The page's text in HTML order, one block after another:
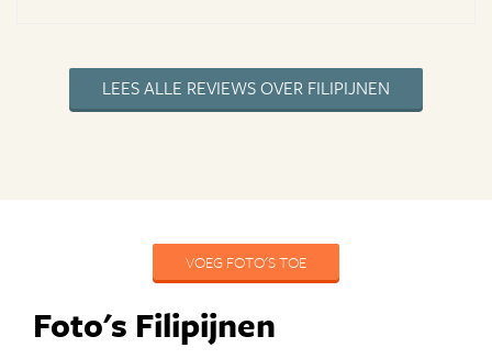
LEES ALLE REVIEWS OVER FILIPIJNEN
VOEG FOTO'S TOE
Foto's Filipijnen